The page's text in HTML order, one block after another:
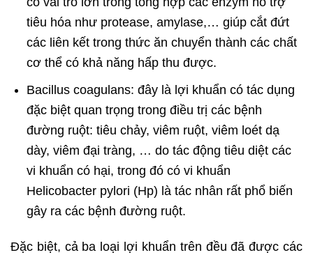
tiêu hóa như protease, amylase,… giúp cắt đứt
các liên kết trong thức ăn chuyển thành các chất
cơ thể có khả năng hấp thu được.
Bacillus coagulans: đây là lợi khuẩn có tác dụng
đặc biệt quan trọng trong điều trị các bệnh
đường ruột: tiêu chảy, viêm ruột, viêm loét dạ
dày, viêm đại tràng, … do tác động tiêu diệt các
vi khuẩn có hại, trong đó có vi khuẩn
Helicobacter pylori (Hp) là tác nhân rất phổ biến
gây ra các bệnh đường ruột.
Đặc biệt, cả ba loại lợi khuẩn trên đều đã được các